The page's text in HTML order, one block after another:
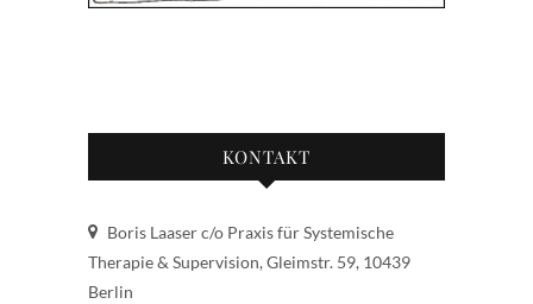
KONTAKT
Boris Laaser c/o Praxis für Systemische
Therapie & Supervision, Gleimstr. 59, 10439
Berlin